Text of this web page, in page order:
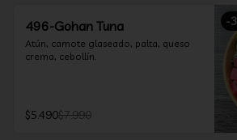
-
496-Gohan Tuna
Atún, camote glaseado, palta, queso
crema, cebollín.
$5.490$7.990